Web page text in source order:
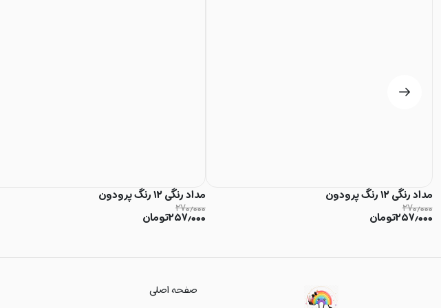
مداد رنگی ۱۲ رنگ پرودون
۲۷۰٫۰۰۰
۲۵۷٫۰۰۰تومان
مداد رنگی ۱۲ رنگ پرودون
۲۷۰٫۰۰۰
۲۵۷٫۰۰۰تومان
صفحه اصلی